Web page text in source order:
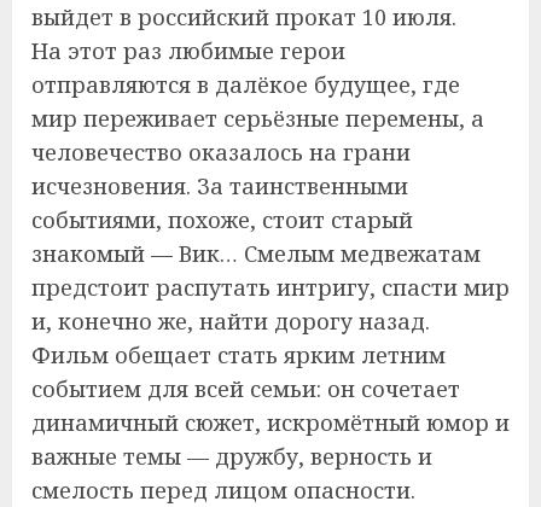
выйдет в российский прокат 10 июля.
На этот раз любимые герои
отправляются в далёкое будущее, где
мир переживает серьёзные перемены, а
человечество оказалось на грани
исчезновения. За таинственными
событиями, похоже, стоит старый
знакомый — Вик… Смелым медвежатам
предстоит распутать интригу, спасти мир
и, конечно же, найти дорогу назад.
Фильм обещает стать ярким летним
событием для всей семьи: он сочетает
динамичный сюжет, искромётный юмор и
важные темы — дружбу, верность и
смелость перед лицом опасности.